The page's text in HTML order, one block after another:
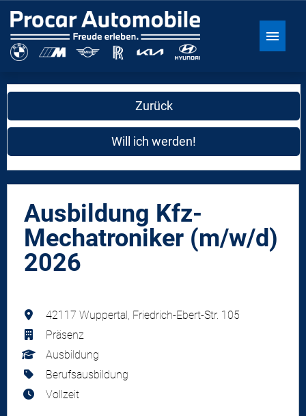
Stellenangebote
Über uns
FAQ
Zurück
Will ich werden!
Ausbildung Kfz-
Mechatroniker (m/w/d)
2026
42117 Wuppertal, Friedrich-Ebert-Str. 105
Präsenz
Ausbildung
Berufsausbildung
Vollzeit